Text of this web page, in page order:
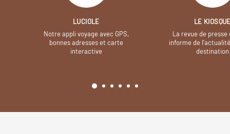
LUCIOLE
Notre appli voyage avec GPS,
bonnes adresses et carte
interactive
LE
La revue de presse
informe de
destination